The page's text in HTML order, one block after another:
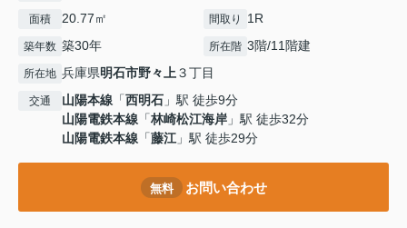
面積 20.77㎡ 間取り 1R
築年数 築30年 所在階 3階/11階建
所在地 兵庫県明石市野々上 ３丁目
交通 山陽本線 「西明石 」駅 徒歩9分
山陽電鉄本線 「林崎松江海岸 」駅 徒歩32分
山陽電鉄本線 「藤江 」駅 徒歩29分
無料 お問い合わせ